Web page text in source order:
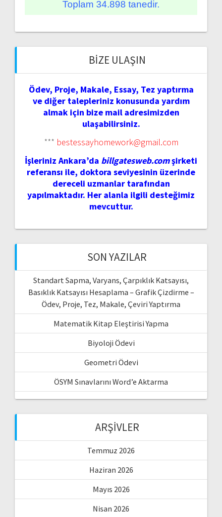
Toplam 34.898 tanedir.
BIZE ULAŞIN
Ödev, Proje, Makale, Essay, Tez yaptırma
ve diğer talepleriniz konusunda yardım
almak için bize mail adresimizden
ulaşabilirsiniz.
*** bestessayhomework@gmail.com
İşleriniz Ankara’da billgatesweb.comşirketi
referansı ile, doktora seviyesinin üzerinde
dereceli uzmanlar tarafından
yapılmaktadır. Her alanla ilgili desteğimiz
mevcuttur.
SON YAZILAR
Standart Sapma, Varyans, Çarpıklık Katsayısı,
Basıklık Katsayısı Hesaplama – Grafik Çizdirme –
Ödev, Proje, Tez, Makale, Çeviri Yaptırma
Matematik Kitap Eleştirisi Yapma
Biyoloji Ödevi
Geometri Ödevi
ÖSYM Sınavlarını Word’e Aktarma
ARŞIVLER
Temmuz 2026
Haziran 2026
Mayıs 2026
Nisan 2026